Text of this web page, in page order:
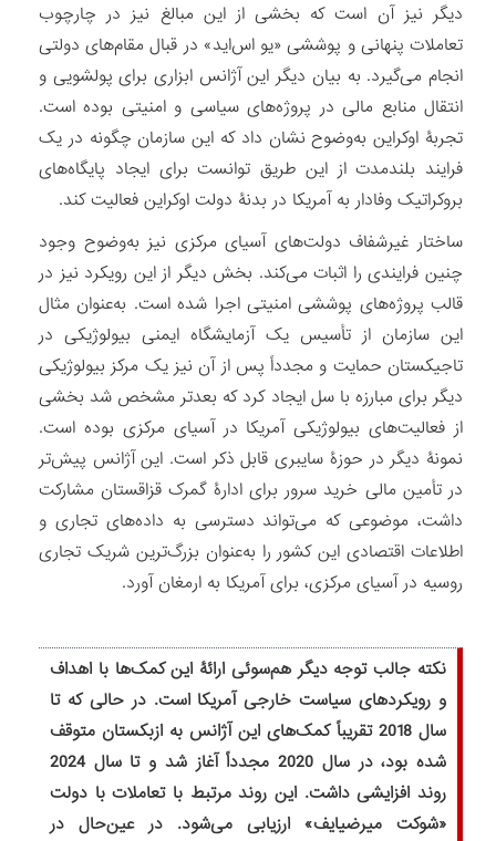
دیگر نیز آن است که بخشی از این مبالغ نیز در چارچوب
تعاملات پنهانی و پوششی «یو اس‌اید» در قبال مقام‌های دولتی
انجام می‌گیرد. به بیان دیگر این آژانس ابزاری برای پولشویی و
انتقال منابع مالی در پروژه‌های سیاسی و امنیتی بوده است.
تجربۀ اوکراین به‌وضوح نشان داد که این سازمان چگونه در یک
فرایند بلندمدت از این طریق توانست برای ایجاد پایگاه‌های
بروکراتیک وفادار به آمریکا در بدنۀ دولت اوکراین فعالیت کند.
ساختار غیرشفاف دولت‌های آسیای مرکزی نیز به‌وضوح وجود
چنین فرایندی را اثبات می‌کند. بخش دیگر از این رویکرد نیز در
قالب پروژه‌های پوششی امنیتی اجرا شده است. به‌عنوان مثال
این سازمان از تأسیس یک آزمایشگاه ایمنی بیولوژیکی در
تاجیکستان حمایت و مجدداً پس از آن نیز یک مرکز بیولوژیکی
دیگر برای مبارزه با سل ایجاد کرد که بعدتر مشخص شد بخشی
از فعالیت‌های بیولوژیکی آمریکا در آسیای مرکزی بوده است.
نمونۀ دیگر در حوزۀ سایبری قابل ذکر است. این آژانس پیش‌تر
در تأمین مالی خرید سرور برای ادارۀ گمرک قزاقستان مشارکت
داشت، موضوعی که می‌تواند دسترسی به داده‌های تجاری و
اطلاعات اقتصادی این کشور را به‌عنوان بزرگ‌ترین شریک تجاری
روسیه در آسیای مرکزی، برای آمریکا به ارمغان آورد.
نکته جالب توجه دیگر هم‌سوئی ارائۀ این کمک‌ها با اهداف
و رویکردهای سیاست خارجی آمریکا است. در حالی که تا
سال 2018 تقریباً کمک‌های این آژانس به ازبکستان متوقف
شده بود، در سال 2020 مجدداً آغاز شد و تا سال 2024
روند افزایشی داشت. این روند مرتبط با تعاملات با دولت
«شوکت میرضیایف» ارزیابی می‌شود. در عین‌حال در